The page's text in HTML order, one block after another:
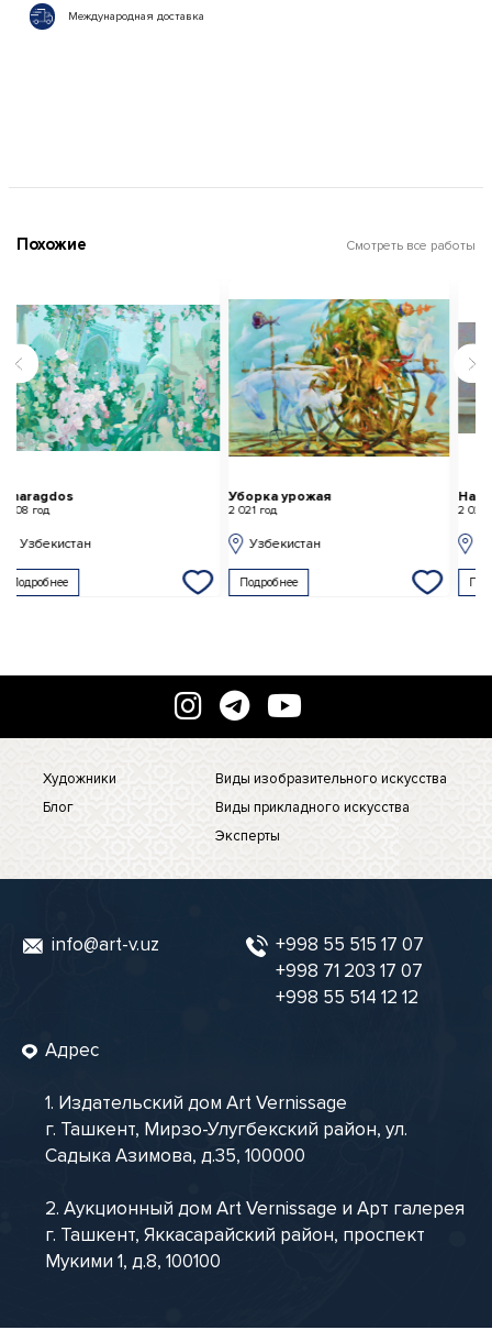
Международная доставка
Похожие Смотреть все работы
Уборка урожая
2 021 год
Узбекистан
Подробнее
Натюрморт с гранатами
2 022 год
Узбекистан
Подробнее
Художники
Блог
Виды изобразительного искусства
Виды прикладного искусства
Эксперты
info@art-v.uz
+998 55 515 17 07
+998 71 203 17 07
+998 55 514 12 12
Адрес
1. Издательский дом Art Vernissage
г. Ташкент, Мирзо-Улугбекский район, ул.
Садыка Азимова, д.35, 100000
2. Аукционный дом Art Vernissage и Арт галерея
г. Ташкент, Яккасарайский район, проспект
Мукими 1, д.8, 100100